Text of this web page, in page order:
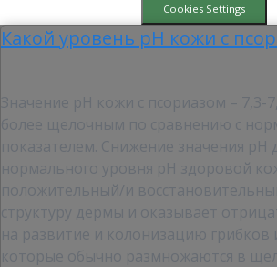
Cookies Settings
Какой уровень pH кожи с
Значение рН кожи с псориазом – 7,3-
более щелочным по сравнению с
показателем. Снижение значения pH
нормального уровня pH здоровой
положительный/и
структуру дермы и оказывает
на развитие и колонизацию грибков
которые обычно размножаются в